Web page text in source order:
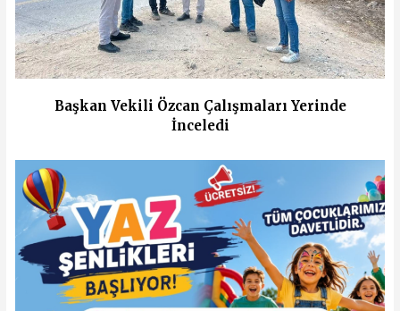
Başkan Vekili Özcan Çalışmaları Yerinde
İnceledi